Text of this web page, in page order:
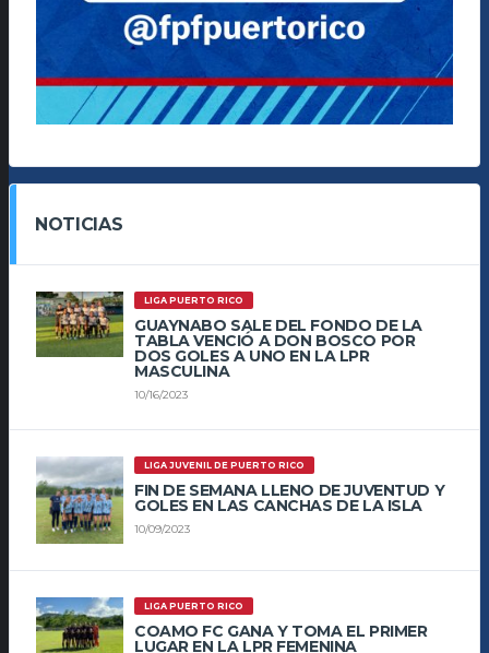
NOTICIAS
LIGA PUERTO RICO
GUAYNABO SALE DEL FONDO DE LA
TABLA VENCIÓ A DON BOSCO POR
DOS GOLES A UNO EN LA LPR
MASCULINA
10/16/2023
LIGA JUVENIL DE PUERTO RICO
FIN DE SEMANA LLENO DE JUVENTUD Y
GOLES EN LAS CANCHAS DE LA ISLA
10/09/2023
LIGA PUERTO RICO
COAMO FC GANA Y TOMA EL PRIMER
LUGAR EN LA LPR FEMENINA